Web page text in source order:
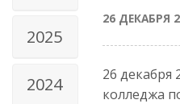
2025
2024
26 ДЕКАБРЯ
26 декабря
колледжа